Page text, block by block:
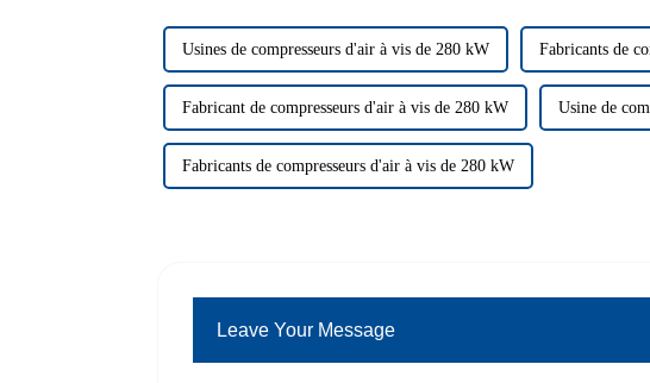
Usines de compresseurs d'air à vis de 280 kW Fabricants de
Fabricant de compresseurs d'air à vis de 280 kW Usine de
Fabricants de compresseurs d'air à vis de 280 kW
Leave Your Message